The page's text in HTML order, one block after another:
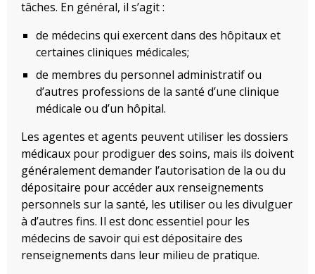
tâches. En général, il s’agit :
de médecins qui exercent dans des hôpitaux et
certaines cliniques médicales;
de membres du personnel administratif ou
d’autres professions de la santé d’une clinique
médicale ou d’un hôpital.
Les agentes et agents peuvent utiliser les dossiers
médicaux pour prodiguer des soins, mais ils doivent
généralement demander l’autorisation de la ou du
dépositaire pour accéder aux renseignements
personnels sur la santé, les utiliser ou les divulguer
à d’autres fins. Il est donc essentiel pour les
médecins de savoir qui est dépositaire des
renseignements dans leur milieu de pratique.